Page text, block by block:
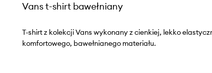
Vans t-shirt bawełniany
T-shirt z kolekcji Vans wykonany z cienkiej, lekko
komfortowego, bawełnianego materiału.